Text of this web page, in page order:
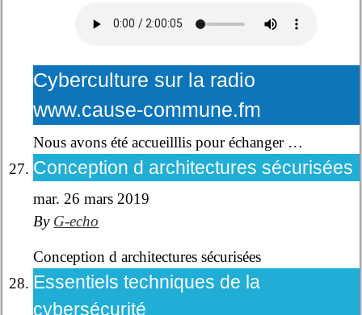
Cyberculture sur la radio
www.cause-commune.fm
Nous avons été accueilllis pour échanger …
Conception d architectures sécurisées
mar. 26 mars 2019
By G-echo
Conception d architectures sécurisées
Essentiels techniques de la
cybersécurité